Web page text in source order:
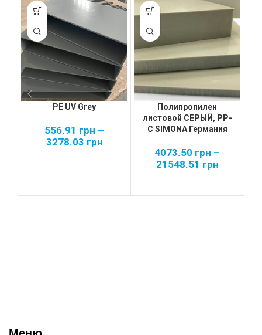
PE UV Grey
556.91 грн –
3278.03 грн
Полипропилен
листовой СЕРЫЙ, PP-
С SIMONA Германия
4073.50 грн –
21548.51 грн